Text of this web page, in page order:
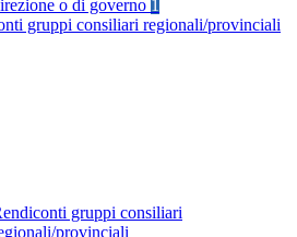
o di governo 1
gruppi consiliari regionali/provinciali
gruppi consiliari
provinciali